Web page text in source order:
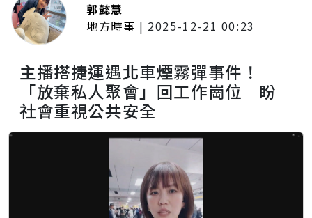
郭懿慧
地方時事 | 2025-12-21 00:23
主播搭捷運遇北車煙霧彈事件！
「放棄私人聚會」回工作崗位 盼
社會重視公共安全